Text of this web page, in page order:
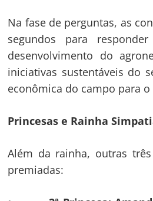
Na fase de perguntas, as
segundos para
desenvolvimento do
iniciativas sustentáveis do
econômica do campo para o
Princesas e Rainha
Além da rainha, outras
premiadas:
Navegação